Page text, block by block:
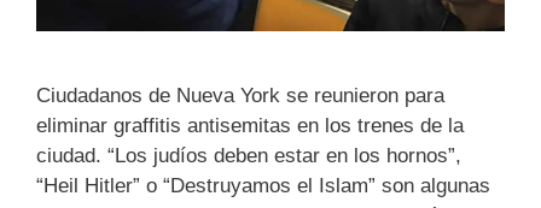
Ciudadanos de Nueva York se reunieron para
eliminar graffitis antisemitas en los trenes de la
ciudad. “Los judíos deben estar en los hornos”,
“Heil Hitler” o “Destruyamos el Islam” son algunas